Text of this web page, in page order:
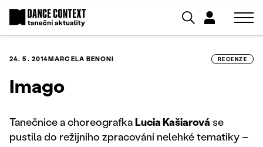
24. 5. 2014MARCELA BENONI RECENZE
Imago
Tanečnice a choreografkaLucia Kašiarová se
pustila do režijního zpracování nelehké tematiky –